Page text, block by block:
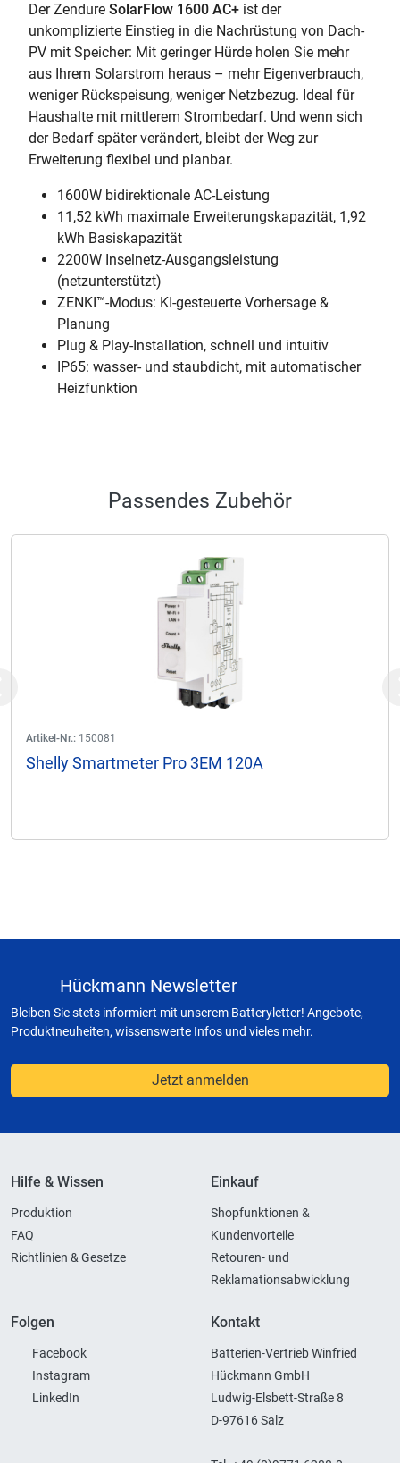
Der Zendure SolarFlow 1600 AC+ ist der
unkomplizierte Einstieg in die Nachrüstung von Dach-
PV mit Speicher: Mit geringer Hürde holen Sie mehr
aus Ihrem Solarstrom heraus – mehr Eigenverbrauch,
weniger Rückspeisung, weniger Netzbezug. Ideal für
Haushalte mit mittlerem Strombedarf. Und wenn sich
der Bedarf später verändert, bleibt der Weg zur
Erweiterung flexibel und planbar.
1600W bidirektionale AC-Leistung
11,52 kWh maximale Erweiterungskapazität, 1,92
kWh Basiskapazität
2200W Inselnetz-Ausgangsleistung
(netzunterstützt)
ZENKI™-Modus: KI-gesteuerte Vorhersage &
Planung
Plug & Play-Installation, schnell und intuitiv
IP65: wasser- und staubdicht, mit automatischer
Heizfunktion
Passendes Zubehör
Artikel-Nr.: 150081
Shelly Smartmeter Pro 3EM 120A
Hückmann Newsletter
Bleiben Sie stets informiert mit unserem Batteryletter! Angebote,
Produktneuheiten, wissenswerte Infos und vieles mehr.
Jetzt anmelden
Hilfe & Wissen
Produktion
FAQ
Richtlinien & Gesetze
Einkauf
Shopfunktionen &
Kundenvorteile
Retouren- und
Reklamationsabwicklung
Folgen
Facebook
Instagram
LinkedIn
Kontakt
Batterien-Vertrieb Winfried
Hückmann GmbH
Ludwig-Elsbett-Straße 8
D-97616 Salz